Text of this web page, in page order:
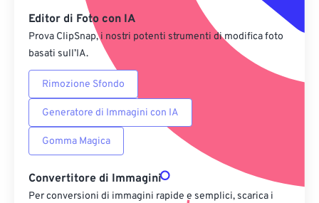
Editor di Foto con IA
Prova ClipSnap, i nostri potenti strumenti di modifica foto
basati sull’IA.
Rimozione Sfondo
Generatore di Immagini con IA
Gomma Magica
Convertitore di Immagini
Per conversioni di immagini rapide e semplici, scarica i